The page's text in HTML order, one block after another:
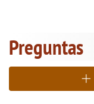
Preguntas